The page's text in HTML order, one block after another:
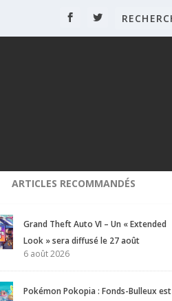
ARTICLES RECOMMANDÉS
Grand Theft Auto VI – Un « Extended
Look » sera diffusé le 27 août
6 août 2026
Pokémon Pokopia : Fonds-Bulleux est